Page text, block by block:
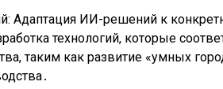
Адаптация ИИ-решений к
технологий, которые
таким как развитие «умных